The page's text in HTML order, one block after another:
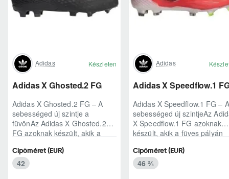
Adidas Készleten
Adidas X Ghosted.2 FG
Adidas X Ghosted.2 FG – A
sebességed új szintje a
füvönAz Adidas X Ghosted.2
FG azoknak készült, akik a
pillanataiban is azonnal r..
Cipőméret (EUR)
42
Adidas
Adidas X Speedflow.1
Adidas X Speedflow.1 FG – A
sebességed új szintjeAz
X Speedflow.1 FG azoknak
készült, akik a füves pályán
ritmust diktál..
Cipőméret (EUR)
46 ⅔